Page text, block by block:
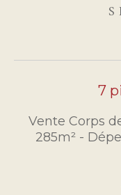
7
Vente Corps
285m² -